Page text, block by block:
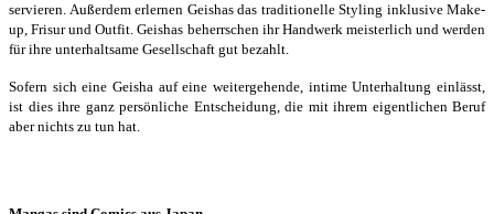
servieren. Außerdem erlernen Geishas das traditionelle Styling inklusive Make-
up, Frisur und Outfit. Geishas beherrschen ihr Handwerk meisterlich und werden
für ihre unterhaltsame Gesellschaft gut bezahlt.
Sofern sich eine Geisha auf eine weitergehende, intime Unterhaltung einlässt,
ist dies ihre ganz persönliche Entscheidung, die mit ihrem eigentlichen Beruf
aber nichts zu tun hat.